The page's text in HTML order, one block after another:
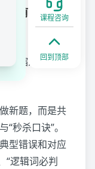
考前聚焦与
浓缩为个人化
新题，而是共
秒杀口诀”。
型错误和对应
“逻辑词必判
课程咨询
回到顶部